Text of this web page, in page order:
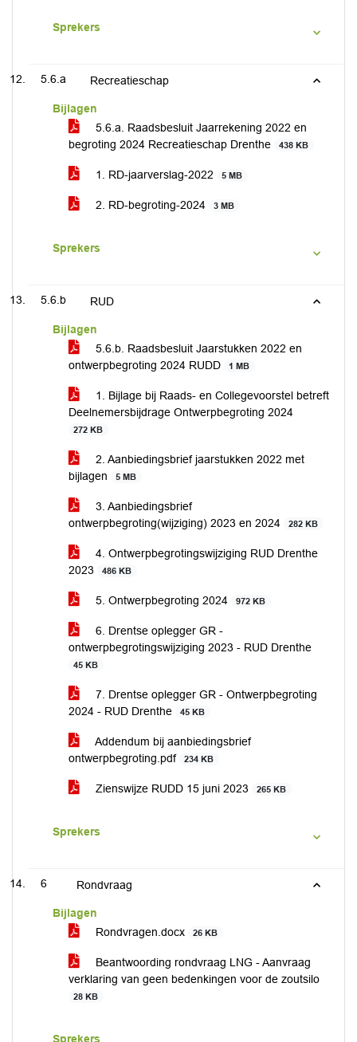
Sprekers
5.6.a Recreatieschap
Bijlagen
5.6.a. Raadsbesluit Jaarrekening 2022 en
begroting 2024 Recreatieschap Drenthe
438 KB
1. RD-jaarverslag-2022 5 MB
2. RD-begroting-2024 3 MB
Sprekers
5.6.b RUD
Bijlagen
5.6.b. Raadsbesluit Jaarstukken 2022 en
ontwerpbegroting 2024 RUDD
1 MB
1. Bijlage bij Raads- en Collegevoorstel betreft
Deelnemersbijdrage Ontwerpbegroting 2024
272 KB
2. Aanbiedingsbrief jaarstukken 2022 met
bijlagen
5 MB
3. Aanbiedingsbrief
ontwerpbegroting(wijziging) 2023 en 2024
282 KB
4. Ontwerpbegrotingswijziging RUD Drenthe
2023
486 KB
5. Ontwerpbegroting 2024 972 KB
6. Drentse oplegger GR -
ontwerpbegrotingswijziging 2023 - RUD Drenthe
45 KB
7. Drentse oplegger GR - Ontwerpbegroting
2024 - RUD Drenthe
45 KB
Addendum bij aanbiedingsbrief
ontwerpbegroting.pdf
234 KB
Zienswijze RUDD 15 juni 2023 265 KB
Sprekers
6 Rondvraag
Bijlagen
Rondvragen.docx
26 KB
Beantwoording rondvraag LNG - Aanvraag
verklaring van geen bedenkingen voor de zoutsilo
28 KB
Sprekers